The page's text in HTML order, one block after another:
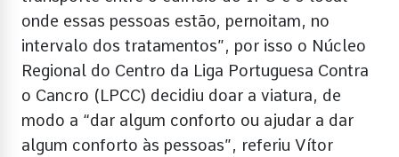
onde essas pessoas estão, pernoitam, no
intervalo dos tratamentos”, por isso o Núcleo
Regional do Centro da Liga Portuguesa Contra
o Cancro (LPCC) decidiu doar a viatura, de
modo a “dar algum conforto ou ajudar a dar
algum conforto às pessoas”, referiu Vítor